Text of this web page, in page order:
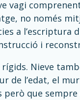
vagi
no només
a l’escriptura
i
Nieve
de l’edat, el
però que sempre